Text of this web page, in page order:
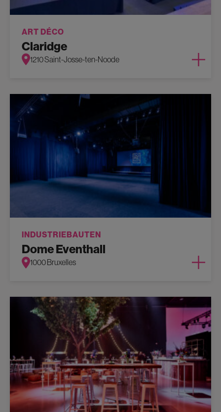
ART DÉCO
Claridge
1210 Saint-Josse-ten-Noode
INDUSTRIEBAUTEN
Dome Eventhall
1000 Bruxelles